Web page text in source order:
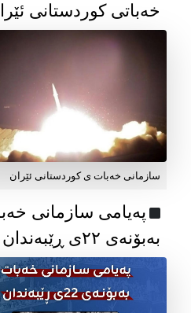
خەباتی کوردستانی
سازمانی خەبات ی کوردستانی ئێران
پەیامی سازمانی
بەبۆنەی ۲۲ی ڕێبەندان